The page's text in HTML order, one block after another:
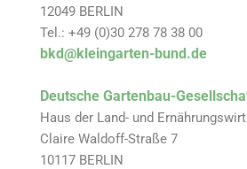
12049 BERLIN
Tel.: +49 (0)30 278 78 38 00
bkd@kleingarten-bund.de
Deutsche Gartenbau-
Haus der Land- und
Claire Waldoff-Straße 7
10117 BERLIN